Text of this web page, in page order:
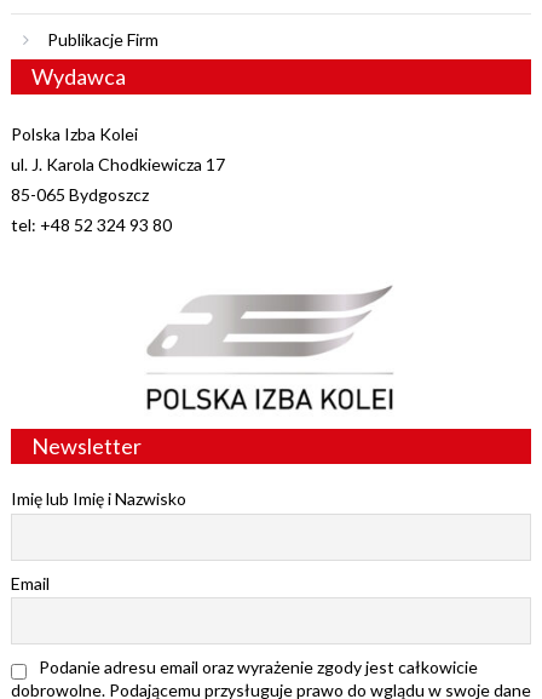
Publikacje Firm
Wydawca
Polska Izba Kolei
ul. J. Karola Chodkiewicza 17
85-065 Bydgoszcz
tel: +48 52 324 93 80
Newsletter
Imię lub Imię i Nazwisko
Email
Podanie adresu email oraz wyrażenie zgody jest całkowicie
dobrowolne. Podającemu przysługuje prawo do wglądu w swoje dane